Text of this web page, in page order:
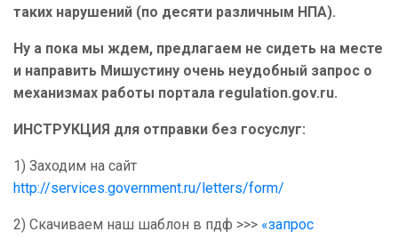
таких нарушений (по десяти различным НПА).
Ну а пока мы ждем, предлагаем не сидеть на месте
и направить Мишустину очень неудобный запрос о
механизмах работы портала regulation.gov.ru.
ИНСТРУКЦИЯ для отправки без госуслуг:
1) Заходим на сайт
http://services.government.ru/letters/form/
2) Скачиваем наш шаблон в пдф >>> «запрос